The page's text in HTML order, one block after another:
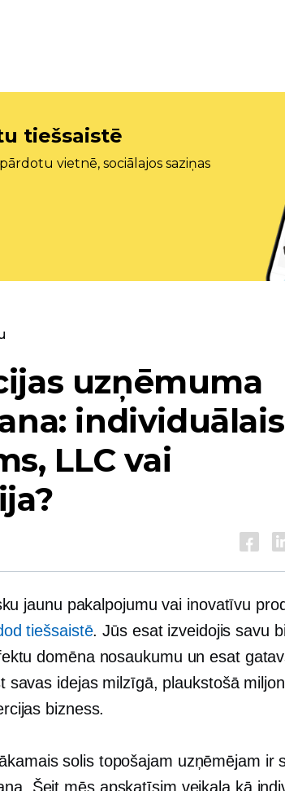
tiešsaistē
vietnē, sociālajos saziņas
uzņēmuma
individuālais
LLC vai
jaunu pakalpojumu vai inovatīvu
tiešsaistē. Jūs esat izveidojis savu
domēna nosaukumu un esat
savas idejas milzīgā, plaukstošā
bizness.
solis topošajam uzņēmējam ir
Šeit mēs apskatīsim veikala kā